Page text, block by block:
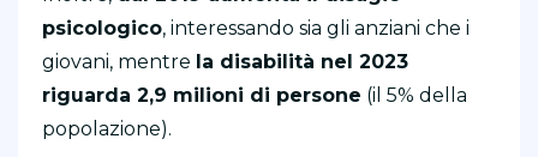
psicologico, interessando sia gli anziani che i
giovani, mentre la disabilità nel 2023
riguarda 2,9 milioni di persone (il 5% della
popolazione).